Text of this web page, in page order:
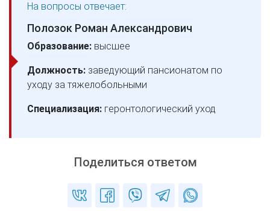
На вопросы отвечает:
Полозок Роман Александрович
Образование: высшее
Должность: заведующий пансионатом по
уходу за тяжелобольными
Специализация: геронтологический уход
Поделиться ответом